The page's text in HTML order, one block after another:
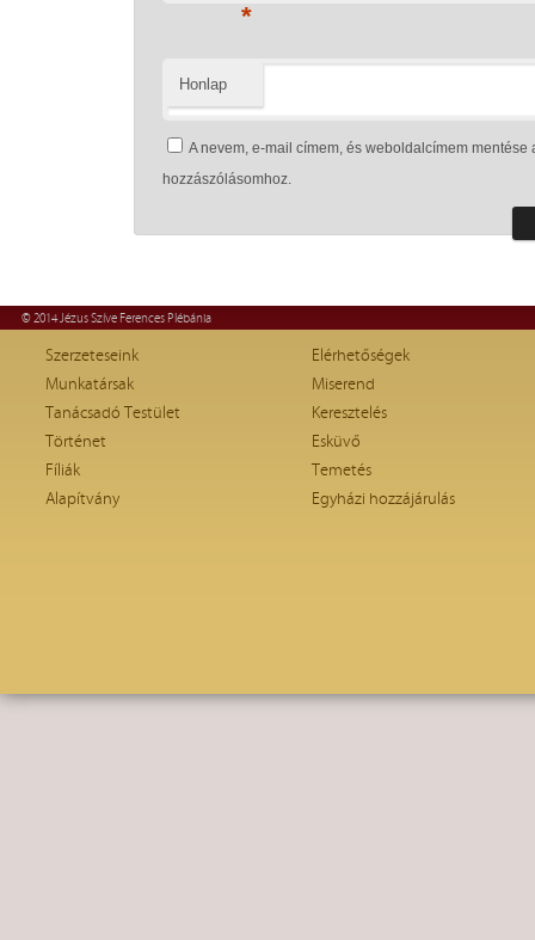
*
Honlap
A nevem, e-mail címem, és weboldalcímem
hozzászólásomhoz.
© 2014 Jézus Szíve Ferences Plébánia
Szerzeteseink
Munkatársak
Tanácsadó Testület
Történet
Fíliák
Alapítvány
Elérhetőségek
Miserend
Keresztelés
Esküvő
Temetés
Egyházi hozzájárulás